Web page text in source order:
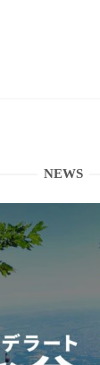
NEWS